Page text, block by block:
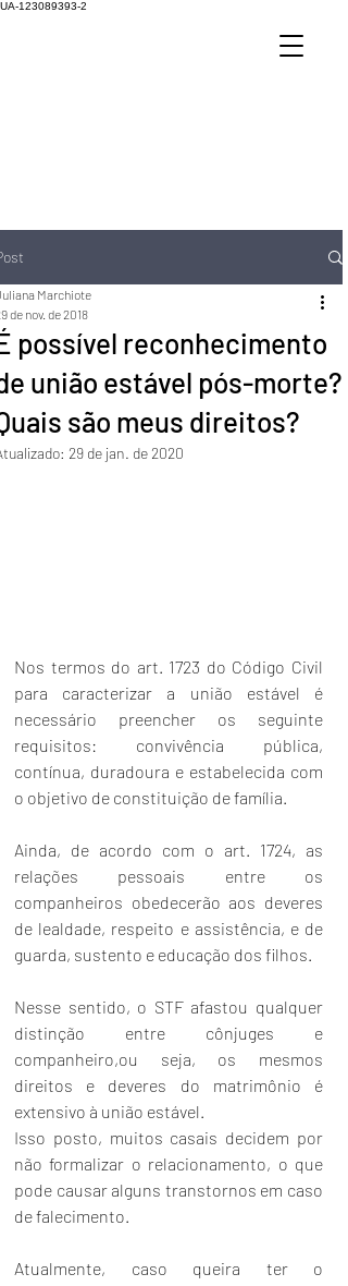
UA-123089393-2
possível reconhecimento
união estável pós-morte?
são meus direitos?
Marchiote
de nov. de 2018
29 de jan. de 2020
Nos termos do art. 1723 do Código Civil
para caracterizar a união estável é
necessário preencher os seguinte
requisitos: convivência pública,
contínua, duradoura e estabelecida com
o objetivo de constituição de família.
Ainda, de acordo com o art. 1724, as
relações pessoais entre os
companheiros obedecerão aos deveres
de lealdade, respeito e assistência, e de
guarda, sustento e educação dos filhos.
Nesse sentido, o STF afastou qualquer
distinção entre cônjuges e
companheiro,ou seja, os mesmos
direitos e deveres do matrimônio é
extensivo à união estável.
Isso posto, muitos casais decidem por
não formalizar o relacionamento, o que
pode causar alguns transtornos em caso
de falecimento.
Atualmente, caso queira ter o